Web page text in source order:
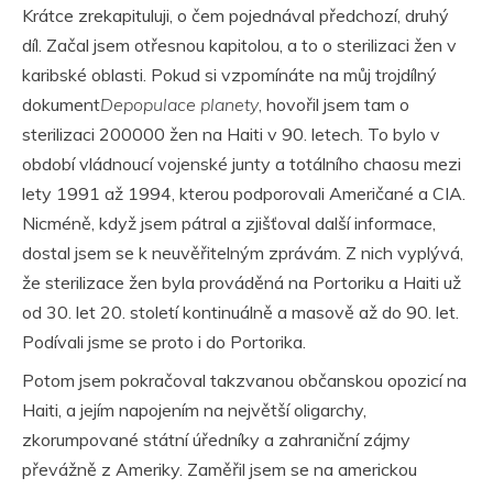
Krátce zrekapituluji, o čem pojednával předchozí, druhý
díl. Začal jsem otřesnou kapitolou, a to o sterilizaci žen v
karibské oblasti. Pokud si vzpomínáte na můj trojdílný
dokumentDepopulace planety, hovořil jsem tam o
sterilizaci 200000 žen na Haiti v 90. letech. To bylo v
období vládnoucí vojenské junty a totálního chaosu mezi
lety 1991 až 1994, kterou podporovali Američané a CIA.
Nicméně, když jsem pátral a zjišťoval další informace,
dostal jsem se k neuvěřitelným zprávám. Z nich vyplývá,
že sterilizace žen byla prováděná na Portoriku a Haiti už
od 30. let 20. století kontinuálně a masově až do 90. let.
Podívali jsme se proto i do Portorika.
Potom jsem pokračoval takzvanou občanskou opozicí na
Haiti, a jejím napojením na největší oligarchy,
zkorumpované státní úředníky a zahraniční zájmy
převážně z Ameriky. Zaměřil jsem se na americkou